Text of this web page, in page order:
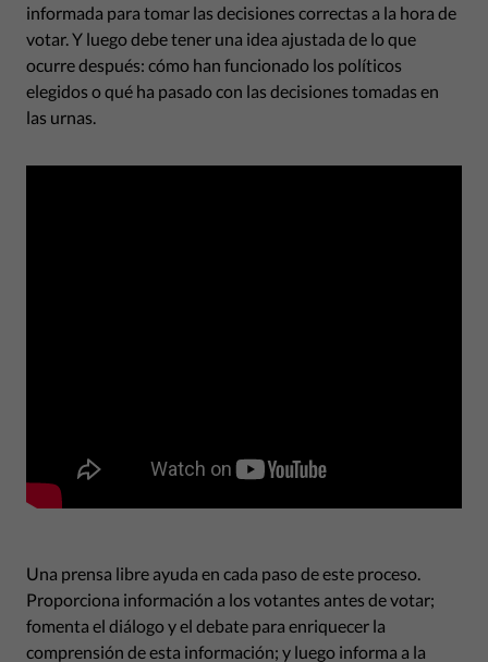
informada para tomar las decisiones correctas a la hora de
votar. Y luego debe tener una idea ajustada de lo que
ocurre después: cómo han funcionado los políticos
elegidos o qué ha pasado con las decisiones tomadas en
las urnas.
Una prensa libre ayuda en cada paso de este proceso.
Proporciona información a los votantes antes de votar;
fomenta el diálogo y el debate para enriquecer la
comprensión de esta información; y luego informa a la